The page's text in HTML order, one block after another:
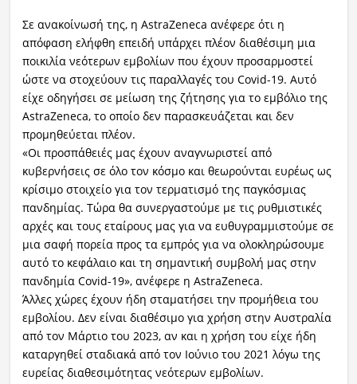
Σε ανακοίνωσή της, η AstraZeneca ανέφερε ότι η
απόφαση ελήφθη επειδή υπάρχει πλέον διαθέσιμη μια
ποικιλία νεότερων εμβολίων που έχουν προσαρμοστεί
ώστε να στοχεύουν τις παραλλαγές του Covid-19. Αυτό
είχε οδηγήσει σε μείωση της ζήτησης για το εμβόλιο της
AstraZeneca, το οποίο δεν παρασκευάζεται και δεν
προμηθεύεται πλέον.
«Οι προσπάθειές μας έχουν αναγνωριστεί από
κυβερνήσεις σε όλο τον κόσμο και θεωρούνται ευρέως ως
κρίσιμο στοιχείο για τον τερματισμό της παγκόσμιας
πανδημίας. Τώρα θα συνεργαστούμε με τις ρυθμιστικές
αρχές και τους εταίρους μας για να ευθυγραμμιστούμε σε
μια σαφή πορεία προς τα εμπρός για να ολοκληρώσουμε
αυτό το κεφάλαιο και τη σημαντική συμβολή μας στην
πανδημία Covid-19», ανέφερε η AstraZeneca.
Άλλες χώρες έχουν ήδη σταματήσει την προμήθεια του
εμβολίου. Δεν είναι διαθέσιμο για χρήση στην Αυστραλία
από τον Μάρτιο του 2023, αν και η χρήση του είχε ήδη
καταργηθεί σταδιακά από τον Ιούνιο του 2021 λόγω της
ευρείας διαθεσιμότητας νεότερων εμβολίων.